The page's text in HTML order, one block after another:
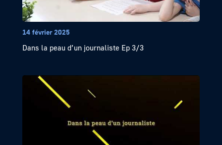
14 février 2025
Dans la peau d’un journaliste Ep 3/3